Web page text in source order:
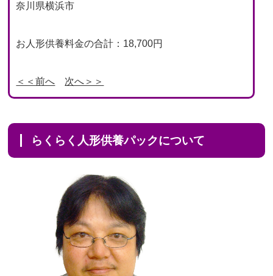
奈川県横浜市
お人形供養料金の合計：18,700円
＜＜前へ 次へ＞＞
らくらく人形供養パックについて